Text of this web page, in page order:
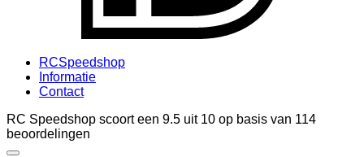
RCSpeedshop
Informatie
Contact
RC Speedshop scoort een 9.5 uit 10 op basis van 114
beoordelingen